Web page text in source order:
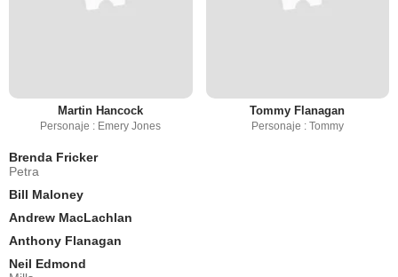
Martin Hancock
Personaje : Emery Jones
Tommy Flanagan
Personaje : Tommy
Brenda Fricker
Petra
Bill Maloney
Andrew MacLachlan
Anthony Flanagan
Neil Edmond